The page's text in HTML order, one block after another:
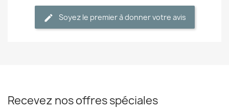
Soyez le premier à donner votre avis
Recevez nos offres spéciales